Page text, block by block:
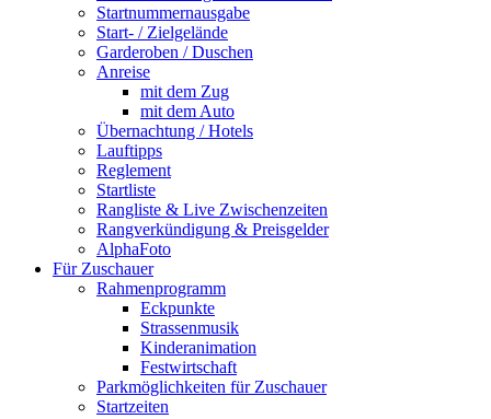
Startnummernausgabe
Start- / Zielgelände
Garderoben / Duschen
Anreise
mit dem Zug
mit dem Auto
Übernachtung / Hotels
Lauftipps
Reglement
Startliste
Rangliste & Live Zwischenzeiten
Rangverkündigung & Preisgelder
AlphaFoto
Für Zuschauer
Rahmenprogramm
Eckpunkte
Strassenmusik
Kinderanimation
Festwirtschaft
Parkmöglichkeiten für Zuschauer
Startzeiten